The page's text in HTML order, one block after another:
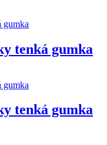
tenká gumka
tenká gumka